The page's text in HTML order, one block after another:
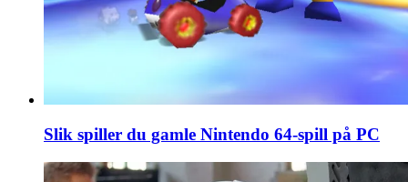
Slik spiller du gamle Nintendo 64-spill på PC